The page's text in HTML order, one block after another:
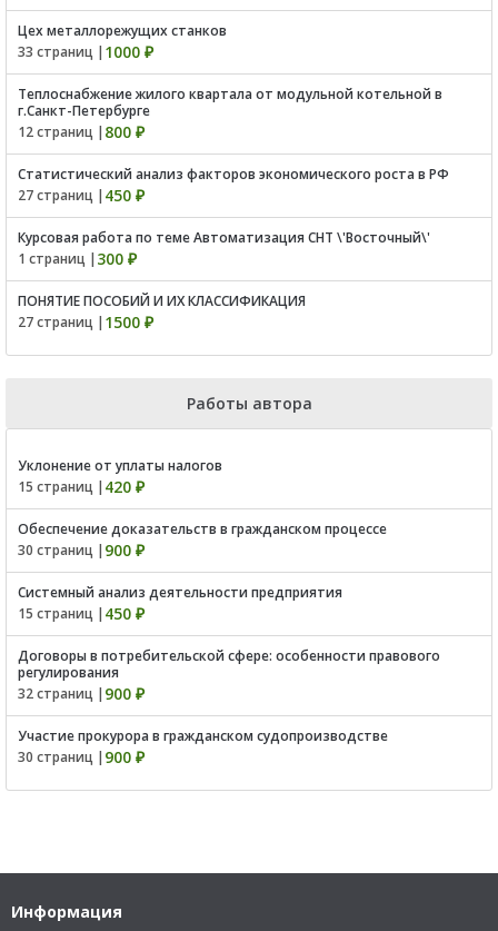
Цех металлорежущих станков
33 страниц | 1000 ₽
Теплоснабжение жилого квартала от модульной котельной в
г.Санкт-Петербурге
12 страниц | 800 ₽
Статистический анализ факторов экономического роста в РФ
27 страниц | 450 ₽
Курсовая работа по теме Автоматизация СНТ \'Восточный\'
1 страниц | 300 ₽
ПОНЯТИЕ ПОСОБИЙ И ИХ КЛАССИФИКАЦИЯ
27 страниц | 1500 ₽
Работы автора
Уклонение от уплаты налогов
15 страниц | 420 ₽
Обеспечение доказательств в гражданском процессе
30 страниц | 900 ₽
Системный анализ деятельности предприятия
15 страниц | 450 ₽
Договоры в потребительской сфере: особенности правового
регулирования
32 страниц | 900 ₽
Участие прокурора в гражданском судопроизводстве
30 страниц | 900 ₽
Информация